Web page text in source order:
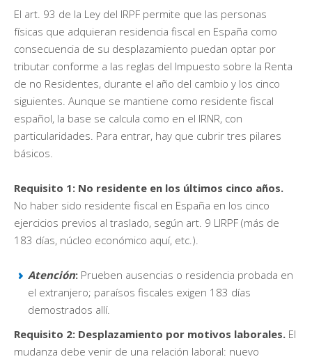
El art. 93 de la Ley del IRPF permite que las personas
físicas que adquieran residencia fiscal en España como
consecuencia de su desplazamiento puedan optar por
tributar conforme a las reglas del Impuesto sobre la Renta
de no Residentes, durante el año del cambio y los cinco
siguientes. Aunque se mantiene como residente fiscal
español, la base se calcula como en el IRNR, con
particularidades. Para entrar, hay que cubrir tres pilares
básicos.
Requisito 1: No residente en los últimos cinco años.
No haber sido residente fiscal en España en los cinco
ejercicios previos al traslado, según art. 9 LIRPF (más de
183 días, núcleo económico aquí, etc.).
Atención: Prueben ausencias o residencia probada en
el extranjero; paraísos fiscales exigen 183 días
demostrados allí.
Requisito 2: Desplazamiento por motivos laborales. El
mudanza debe venir de una relación laboral: nuevo